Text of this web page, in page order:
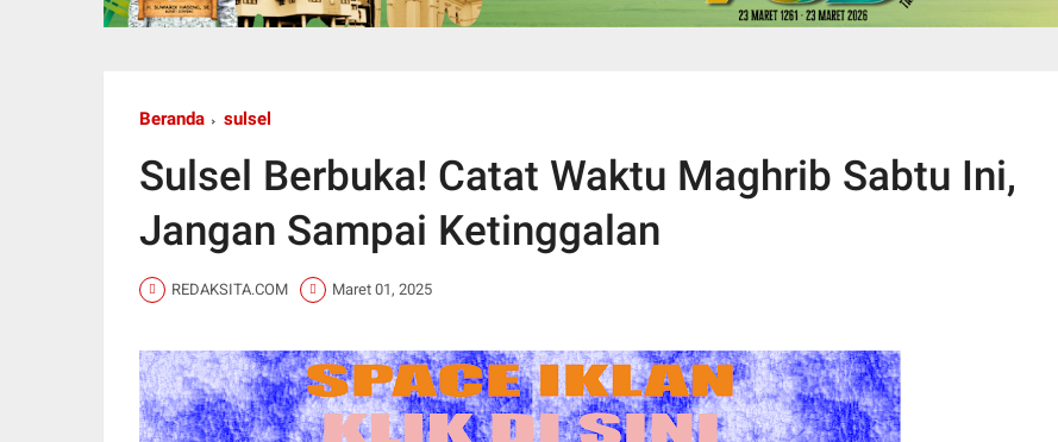
Beranda sulsel
Sulsel Berbuka! Catat Waktu Maghrib Sabtu Ini,
Jangan Sampai Ketinggalan
REDAKSITA.COM Maret 01, 2025